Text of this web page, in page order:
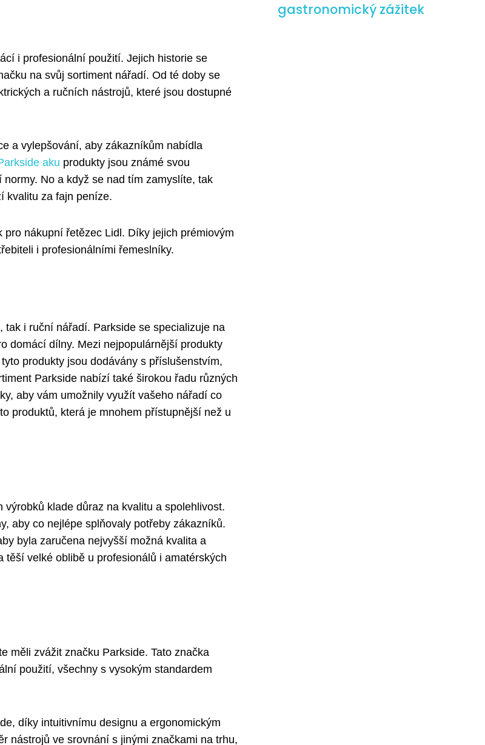
i profesionální použití. Jejich historie se
na svůj sortiment nářadí. Od té doby se
a ručních nástrojů, které jsou dostupné
a vylepšování, aby zákazníkům nabídla
aku produkty jsou známé svou
No a když se nad tím zamyslíte, tak
kvalitu za fajn peníze.
nákupní řetězec Lidl. Díky jejich prémiovým
i profesionálními řemeslníky.
i ruční nářadí. Parkside se specializuje na
domácí dílny. Mezi nejpopulárnější produkty
produkty jsou dodávány s příslušenstvím,
Parkside nabízí také širokou řadu různých
aby vám umožnily využít vašeho nářadí co
produktů, která je mnohem přístupnější než u
klade důraz na kvalitu a spolehlivost.
aby co nejlépe splňovaly potřeby zákazníků.
byla zaručena nejvyšší možná kvalita a
velké oblibě u profesionálů i amatérských
měli zvážit značku Parkside. Tato značka
použití, všechny s vysokým standardem
díky intuitivnímu designu a ergonomickým
nástrojů ve srovnání s jinými značkami na trhu,
gastronomický zážitek